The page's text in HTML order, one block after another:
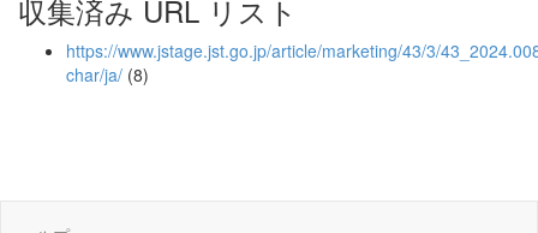
収集済み URL リスト
https://www.jstage.jst.go.jp/article/marketing/43/3/
char/ja/ (8)